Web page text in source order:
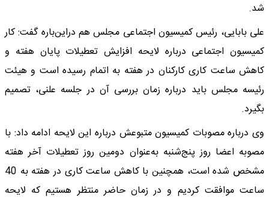
شد.
علی بابایی‌، رئیس کمیسیون اجتماعی مجلس هم دراین‌باره گفت: کار
کمیسیون اجتماعی درباره لایحه افزایش تعطیلات پایان هفته و
کاهش ساعت کاری کارکنان در هفته به اتمام رسیده است و هیئت
رئیسه مجلس باید درباره زمان بررسی آن در جلسه علنی، تصمیم
بگیرد.
وی درباره مصوبات کمیسیون متبوعش درباره این لایحه ادامه داد: با
مصوبه اعضا روز پنج‌شنبه به‌عنوان دومین روز تعطیلات آخر هفته
مشخص شده است، همچنین با کاهش ساعت کاری در هفته به 40
ساعت موافقت کردیم و در زمان حاضر منتظر هستیم که لایحه